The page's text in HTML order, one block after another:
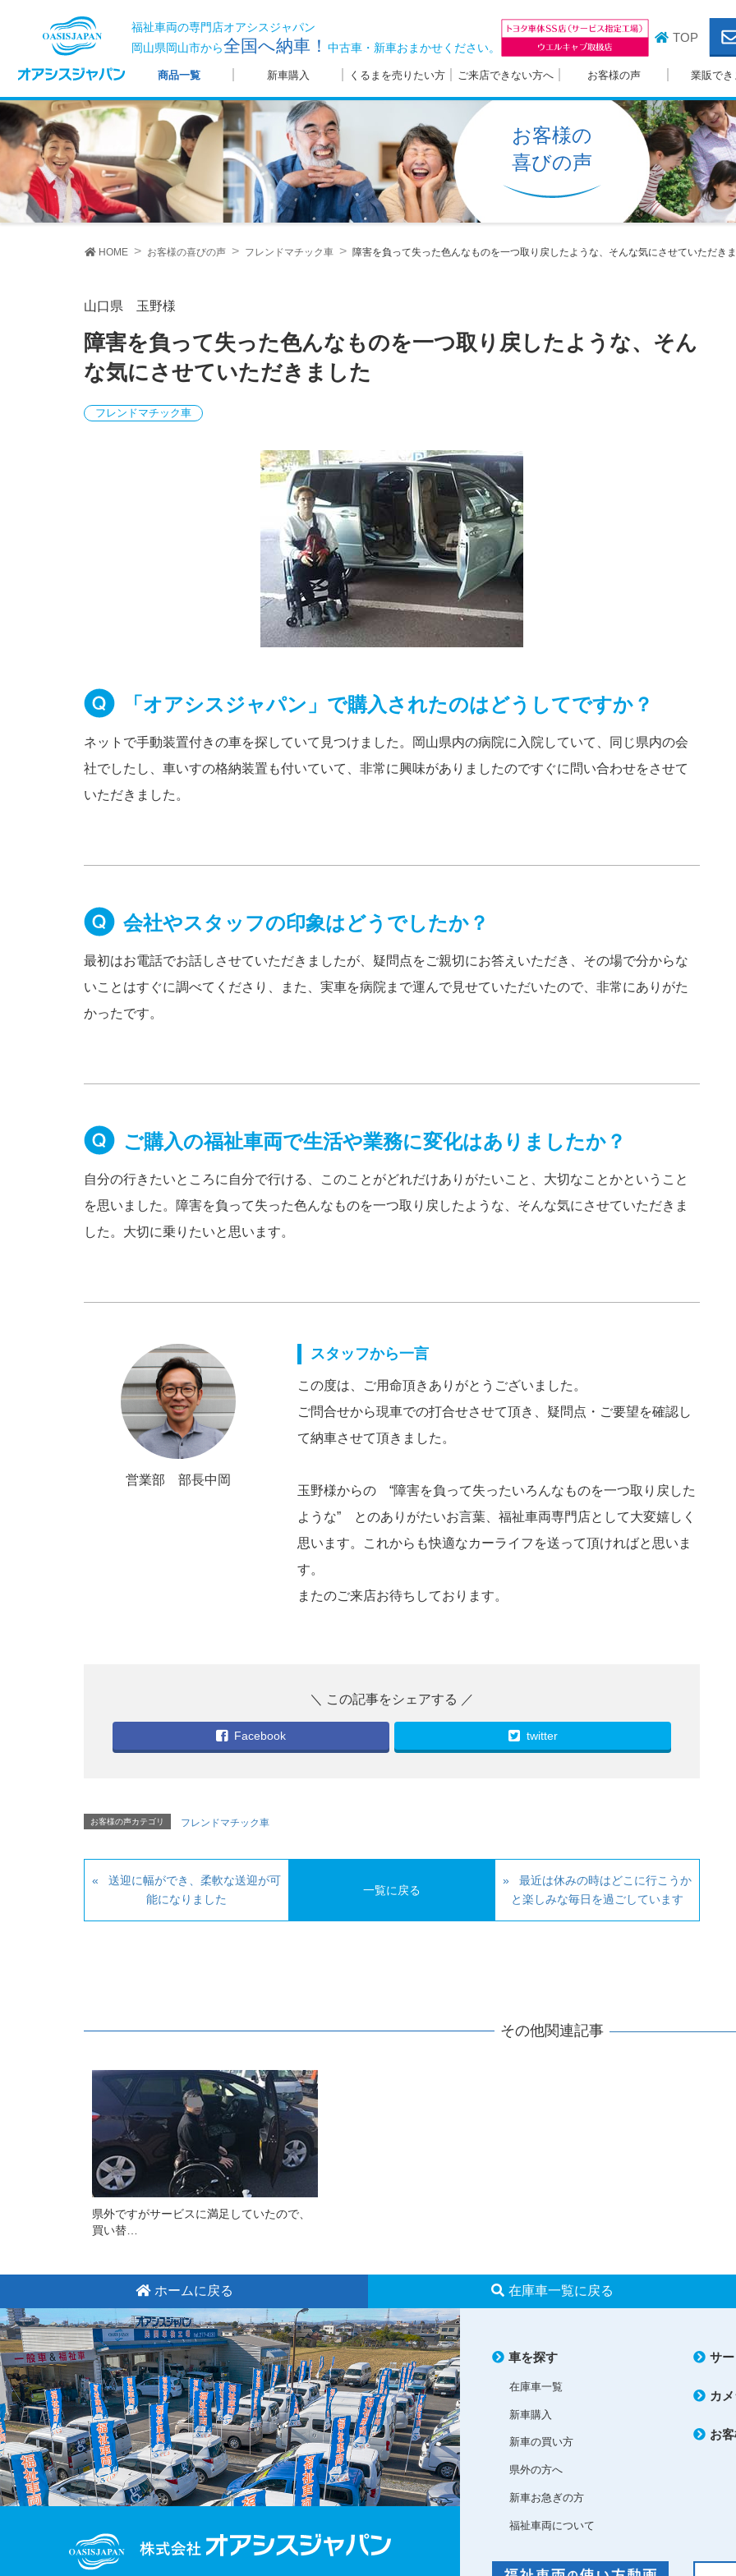
福祉車両の専門店オアシスジャパン
岡山県岡山市から全国へ納車！中古車・新車おまかせください。
TOP
商品一覧 新車購入 くるまを売りたい方 ご来店できない方へ お客様の声 業販でき
お客様の
喜びの声
HOME お客様の喜びの声 フレンドマチック車 障害を負って失った色んなものを一つ取り戻したような、そんな気にさせていただき
山口県 玉野様
障害を負って失った色んなものを一つ取り戻したような、そん
な気にさせていただきました
フレンドマチック車
「オアシスジャパン」で購入されたのはどうしてですか？
ネットで手動装置付きの車を探していて見つけました。岡山県内の病院に入院していて、同じ県内の会
社でしたし、車いすの格納装置も付いていて、非常に興味がありましたのですぐに問い合わせをさせて
いただきました。
会社やスタッフの印象はどうでしたか？
最初はお電話でお話しさせていただきましたが、疑問点をご親切にお答えいただき、その場で分からな
いことはすぐに調べてくださり、また、実車を病院まで運んで見せていただいたので、非常にありがた
かったです。
ご購入の福祉車両で生活や業務に変化はありましたか？
自分の行きたいところに自分で行ける、このことがどれだけありがたいこと、大切なことかということ
を思いました。障害を負って失った色んなものを一つ取り戻したような、そんな気にさせていただきま
した。大切に乗りたいと思います。
営業部 部長中岡
スタッフから一言
この度は、ご用命頂きありがとうございました。
ご問合せから現車での打合せさせて頂き、疑問点・ご要望を確認し
て納車させて頂きました。
玉野様からの “障害を負って失ったいろんなものを一つ取り戻した
ような” とのありがたいお言葉、福祉車両専門店として大変嬉しく
思います。これからも快適なカーライフを送って頂ければと思いま
す。
またのご来店お待ちしております。
Facebook twitter
お客様の声カテゴリ フレンドマチック車
送迎に幅ができ、柔軟な送迎が可
能になりました
一覧に戻る
最近は休みの時はどこに行こうか
と楽しみな毎日を過ごしています
その他関連記事
県外ですがサービスに満足していたので、
買い替…
ホームに戻る 在庫車一覧に戻る
車を探す
在庫車一覧
新車購入
新車の買い方
県外の方へ
新車お急ぎの方
福祉車両について
サ
カ
お